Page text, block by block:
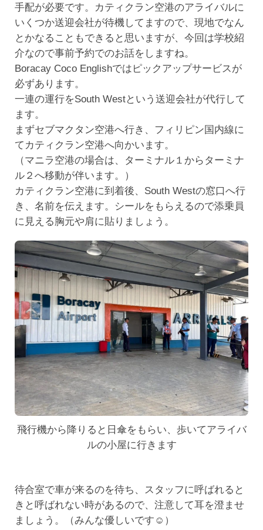
手配が必要です。カティクラン空港のアライバルに
いくつか送迎会社が待機してますので、現地でなん
とかなることもできると思いますが、今回は学校紹
介なので事前予約でのお話をしますね。
Boracay Coco Englishではピックアップサービスが
必ずあります。
一連の運行をSouth Westという送迎会社が代行して
ます。
まずセブマクタン空港へ行き、フィリピン国内線に
てカティクラン空港へ向かいます。
（マニラ空港の場合は、ターミナル１からターミナ
ル２へ移動が伴います。）
カティクラン空港に到着後、South Westの窓口へ行
き、名前を伝えます。シールをもらえるので添乗員
に見える胸元や肩に貼りましょう。
飛行機から降りると日傘をもらい、歩いてアライバ
ルの小屋に行きます
待合室で車が来るのを待ち、スタッフに呼ばれると
きと呼ばれない時があるので、注意して耳を澄ませ
ましょう。（みんな優しいです☺）